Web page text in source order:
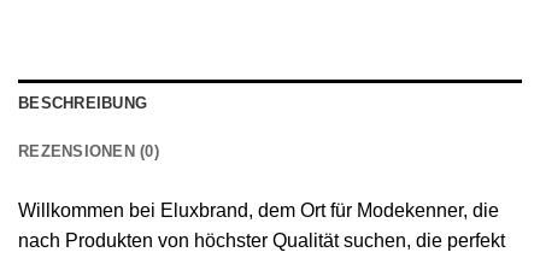
BESCHREIBUNG
REZENSIONEN (0)
Willkommen bei Eluxbrand, dem Ort für Modekenner, die
nach Produkten von höchster Qualität suchen, die perfekt